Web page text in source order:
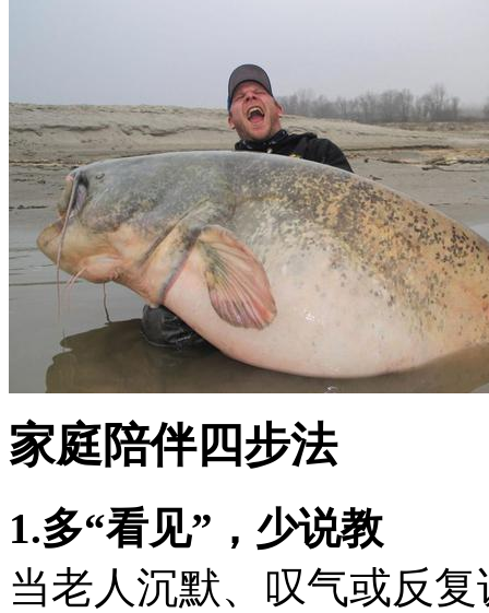
家庭陪伴四步法
1.多“看见”，少说教
当老人沉默、叹气或反